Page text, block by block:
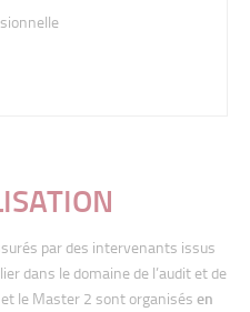
par des intervenants issus
dans le domaine de l’audit et de
le Master 2 sont organisés en